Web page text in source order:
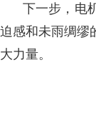
下一步，电
迫感和未雨绸缪
大力量。